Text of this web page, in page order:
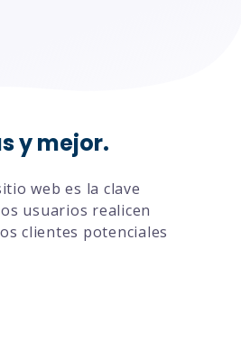
y mejor.
web es la clave
usuarios realicen
clientes potenciales